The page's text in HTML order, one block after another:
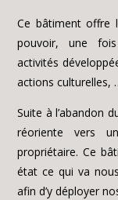
Ce bâtiment offre
pouvoir, une fois
activités
actions culturelles,
Suite à l’abandon
réoriente vers
propriétaire. Ce
état ce qui va
afin d’y déployer